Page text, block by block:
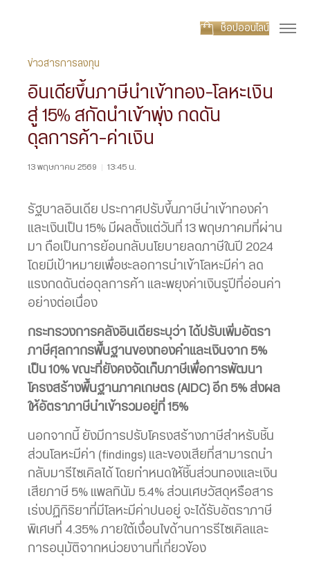
ช็อปออนไลน์
ข่าวสารการลงทุน
อินเดียขึ้นภาษีนำเข้าทอง-โลหะเงิน
สู่ 15% สกัดนำเข้าพุ่ง กดดัน
ดุลการค้า-ค่าเงิน
13 พฤษภาคม 2569 | 13:45 น.
รัฐบาลอินเดีย ประกาศปรับขึ้นภาษีนำเข้าทองคำ
และเงินเป็น 15% มีผลตั้งแต่วันที่ 13 พฤษภาคมที่ผ่าน
มา ถือเป็นการย้อนกลับนโยบายลดภาษีในปี 2024
โดยมีเป้าหมายเพื่อชะลอการนำเข้าโลหะมีค่า ลด
แรงกดดันต่อดุลการค้า และพยุงค่าเงินรูปีที่อ่อนค่า
อย่างต่อเนื่อง
กระทรวงการคลังอินเดียระบุว่า ได้ปรับเพิ่มอัตรา
ภาษีศุลกากรพื้นฐานของทองคำและเงินจาก 5%
เป็น 10% ขณะที่ยังคงจัดเก็บภาษีเพื่อการพัฒนา
โครงสร้างพื้นฐานภาคเกษตร (AIDC) อีก 5% ส่งผล
ให้อัตราภาษีนำเข้ารวมอยู่ที่ 15%
นอกจากนี้ ยังมีการปรับโครงสร้างภาษีสำหรับชิ้น
ส่วนโลหะมีค่า (findings) และของเสียที่สามารถนำ
กลับมารีไซเคิลได้ โดยกำหนดให้ชิ้นส่วนทองและเงิน
เสียภาษี 5% แพลทินัม 5.4% ส่วนเศษวัสดุหรือสาร
เร่งปฏิกิริยาที่มีโลหะมีค่าปนอยู่ จะได้รับอัตราภาษี
พิเศษที่ 4.35% ภายใต้เงื่อนไขด้านการรีไซเคิลและ
การอนุมัติจากหน่วยงานที่เกี่ยวข้อง